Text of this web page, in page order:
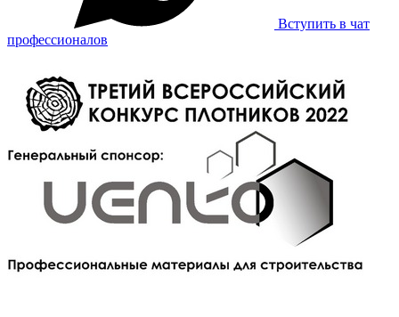
Вступить в чат
профессионалов